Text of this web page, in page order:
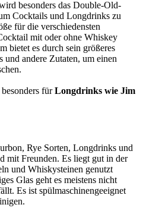
besonders das Double-Old-
Cocktails und Longdrinks zu
für die verschiedensten
mit oder ohne Whiskey
bietet es durch sein größeres
andere Zutaten, um einen
fürLongdrinks wie Jim
Rye Sorten, Longdrinks und
mit Freunden. Es liegt gut in der
und Whiskysteinen genutzt
Glas geht es meistens nicht
Es ist spülmaschinengeeignet